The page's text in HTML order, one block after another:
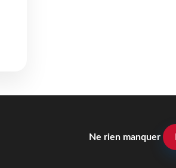
Ne rien manquer